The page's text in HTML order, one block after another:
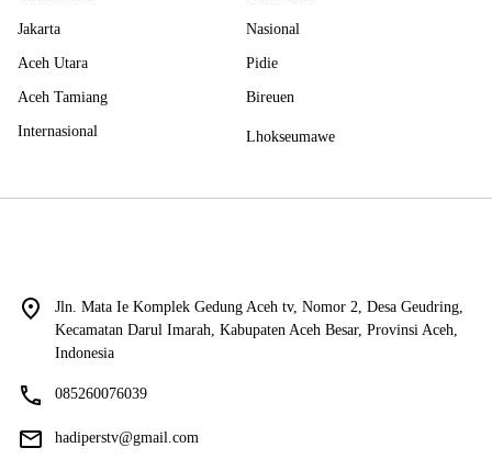
Jakarta Nasional
Aceh Utara Pidie
Aceh Tamiang Bireuen
Internasional Lhokseumawe
Jln. Mata Ie Komplek Gedung Aceh tv, Nomor 2, Desa Geudring,
Kecamatan Darul Imarah, Kabupaten Aceh Besar, Provinsi Aceh,
Indonesia
085260076039
hadiperstv@gmail.com